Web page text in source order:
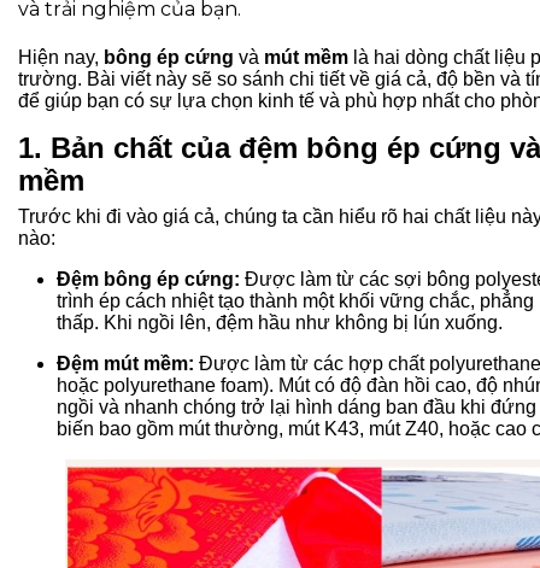
và trải nghiệm của bạn.
Hiện nay, bông ép cứng và mút mềm là hai dòng chất liệu
trường. Bài viết này sẽ so sánh chi tiết về giá cả, độ bền và
để giúp bạn có sự lựa chọn kinh tế và phù hợp nhất cho
1. Bản chất của đệm bông ép cứng
mềm
Trước khi đi vào giá cả, chúng ta cần hiểu rõ hai chất liệu
nào:
Đệm bông ép cứng: Được làm từ các sợi bông
trình ép cách nhiệt tạo thành một khối vững chắc,
thấp. Khi ngồi lên, đệm hầu như không bị lún xuống.
Đệm mút mềm: Được làm từ các hợp chất
hoặc polyurethane foam). Mút có độ đàn hồi cao, độ
ngồi và nhanh chóng trở lại hình dáng ban đầu khi
biến bao gồm mút thường, mút K43, mút Z40, hoặc cao